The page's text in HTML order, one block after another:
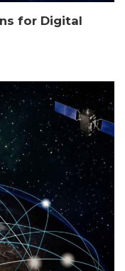
for Digital